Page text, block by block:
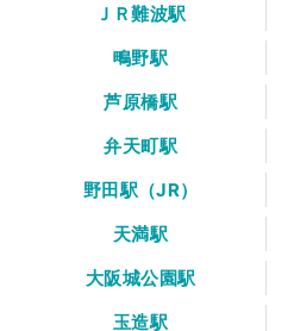
ＪＲ難波駅
鴫野駅
芦原橋駅
弁天町駅
野田駅（JR）
天満駅
大阪城公園駅
玉造駅